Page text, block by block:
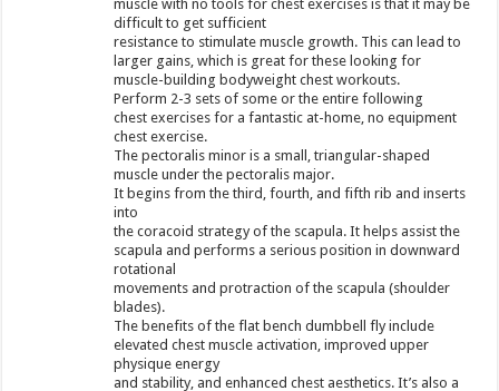
muscle with no tools for chest exercises is that it may be
difficult to get sufficient
resistance to stimulate muscle growth. This can lead to
larger gains, which is great for these looking for
muscle-building bodyweight chest workouts.
Perform 2-3 sets of some or the entire following
chest exercises for a fantastic at-home, no equipment
chest exercise.
The pectoralis minor is a small, triangular-shaped
muscle under the pectoralis major.
It begins from the third, fourth, and fifth rib and inserts
into
the coracoid strategy of the scapula. It helps assist the
scapula and performs a serious position in downward
rotational
movements and protraction of the scapula (shoulder
blades).
The benefits of the flat bench dumbbell fly include
elevated chest muscle activation, improved upper
physique energy
and stability, and enhanced chest aesthetics. It’s also a